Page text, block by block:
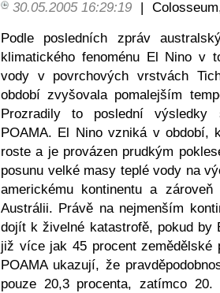
30.05.2005 16:29:19 |
Podle posledních zpráv
klimatického fenoménu El Nino v
vody v povrchových vrstvách
období zvyšovala pomalejším
Prozradily to poslední výsledky
POAMA. El Nino vzniká v období,
roste a je provázen prudkým
posunu velké masy teplé vody na
americkému kontinentu a
Austrálii. Právě na nejmenším
dojít k živelné katastrofě, pokud by
již více jak 45 procent zemědělské
POAMA ukazují, že
pouze 20,3 procenta, zatímco